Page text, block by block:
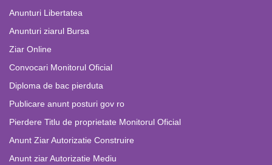
Anunturi Libertatea
Anunturi ziarul Bursa
Ziar Online
Convocari Monitorul Oficial
Diploma de bac pierduta
Publicare anunt posturi gov ro
Pierdere Titlu de proprietate Monitorul Oficial
Anunt Ziar Autorizatie Construire
Anunt ziar Autorizatie Mediu